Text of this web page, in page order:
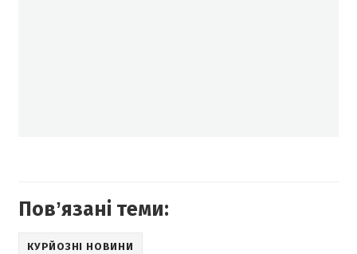
Повʼязані теми:
КУРЙОЗНІ НОВИНИ